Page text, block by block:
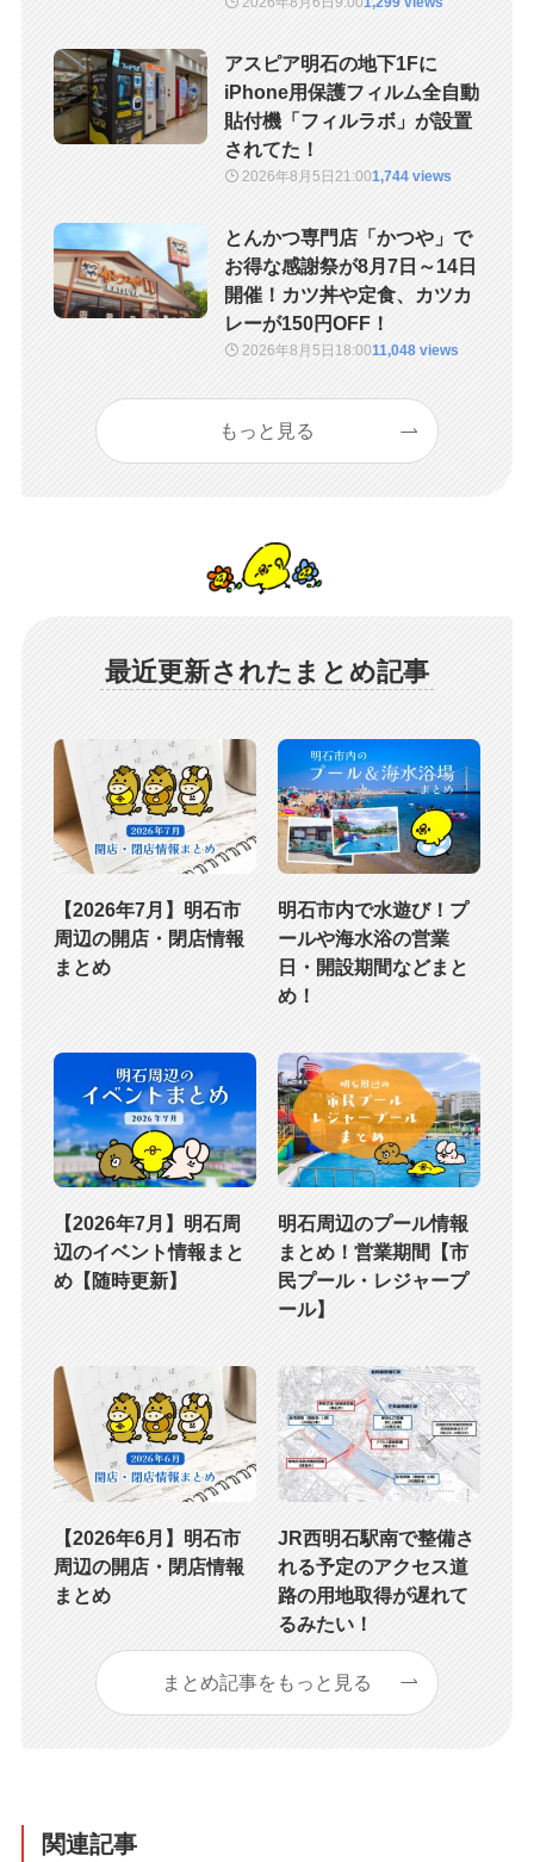
アスピア明石の地下1Fに
iPhone用保護フィルム全自動
貼付機「フィルラボ」が設置
されてた！
2026年8月5日21:001,744 views
とんかつ専門店「かつや」で
お得な感謝祭が8月7日～14日
開催！カツ丼や定食、カツカ
レーが150円OFF！
2026年8月5日 18:0011,048 views
もっと見る
最近更新されたまとめ記事
【2026年7月】明石市
周辺の開店・閉店情報
まとめ
明石市内で水遊び！プ
ールや海水浴の営業
日・開設期間などまと
め！
【2026年7月】明石周
辺のイベント情報まと
め【随時更新】
明石周辺のプール情報
まとめ！営業期間【市
民プール・レジャープ
ール】
【2026年6月】明石市
周辺の開店・閉店情報
まとめ
JR西明石駅南で整備さ
れる予定のアクセス道
路の用地取得が遅れて
るみたい！
まとめ記事をもっと見る
関連記事